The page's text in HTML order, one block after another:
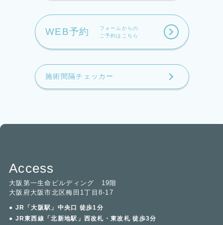
WEB予約
フォームからの
ご予約はこちら
施術間隔チェッカー
Access
大阪第一生命ビルディング 19階
大阪府大阪市北区梅田1丁目8-17
● JR「大阪駅」中央口 徒歩1分
● JR東西線「北新地駅」西改札・東改札 徒歩3分